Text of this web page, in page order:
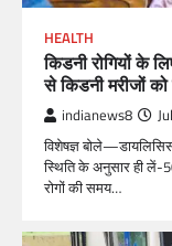
HEALTH
किडनी रोगियों के
से किडनी मरीजों को
indianews8
विशेषज्ञ
स्थिति के अनुसार ही लें-
रोगों की समय…